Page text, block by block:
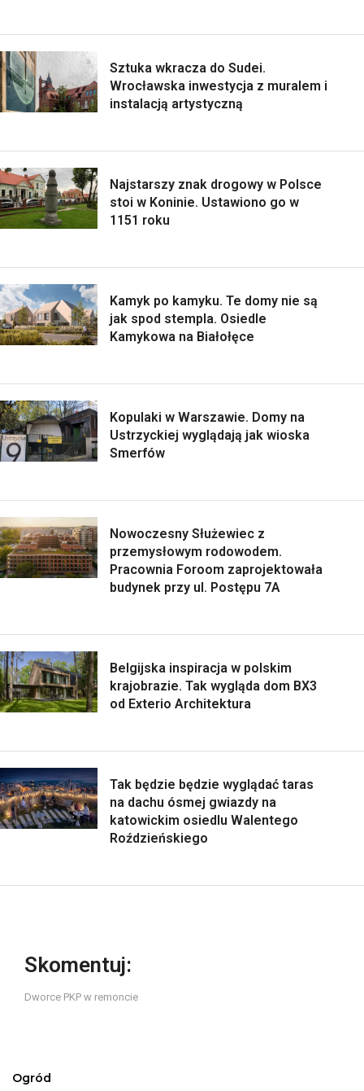
Sztuka wkracza do Sudei.
Wrocławska inwestycja z muralem i
instalacją artystyczną
Najstarszy znak drogowy w Polsce
stoi w Koninie. Ustawiono go w
1151 roku
Kamyk po kamyku. Te domy nie są
jak spod stempla. Osiedle
Kamykowa na Białołęce
Kopulaki w Warszawie. Domy na
Ustrzyckiej wyglądają jak wioska
Smerfów
Nowoczesny Służewiec z
przemysłowym rodowodem.
Pracownia Foroom zaprojektowała
budynek przy ul. Postępu 7A
Belgijska inspiracja w polskim
krajobrazie. Tak wygląda dom BX3
od Exterio Architektura
Tak będzie będzie wyglądać taras
na dachu ósmej gwiazdy na
katowickim osiedlu Walentego
Roździeńskiego
Skomentuj:
Dworce PKP w remoncie
Ogród